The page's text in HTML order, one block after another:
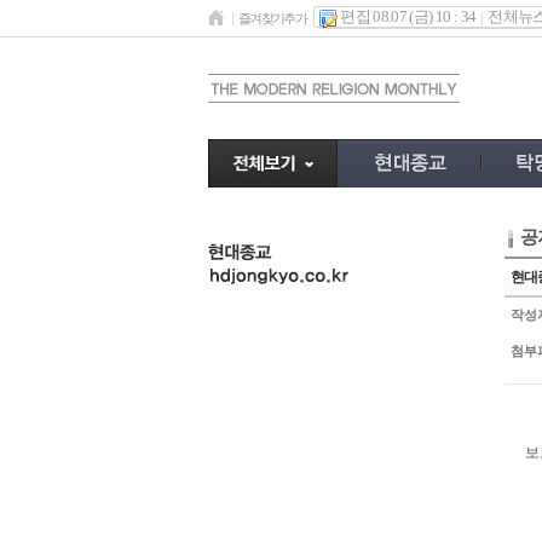
즐겨찾기추가 편집 08.07 (금) 10 : 34 전체뉴
공
현대
작성
첨부